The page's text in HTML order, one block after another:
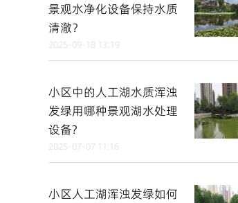
景观水净化设备保持水质
清澈？
2025-09-18 13:19
小区中的人工湖水质浑浊
发绿用哪种景观湖水处理
设备?
2025-07-07 11:16
小区人工湖浑浊发绿如何